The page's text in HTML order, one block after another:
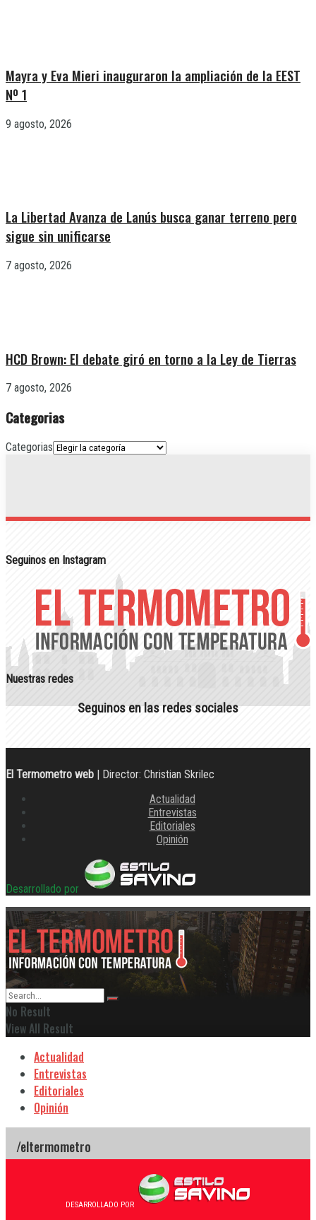
Mayra y Eva Mieri inauguraron la ampliación de la EEST
Nº 1
9 agosto, 2026
La Libertad Avanza de Lanús busca ganar terreno pero
sigue sin unificarse
7 agosto, 2026
HCD Brown: El debate giró en torno a la Ley de Tierras
7 agosto, 2026
Categorias
Categorias
Seguinos en Instagram
Nuestras redes
Seguinos en las redes sociales
El Termometro web | Director: Christian Skrilec
Actualidad
Entrevistas
Editoriales
Opinión
Desarrollado por
No Result
View All Result
Actualidad
Entrevistas
Editoriales
Opinión
DESARROLLADO POR